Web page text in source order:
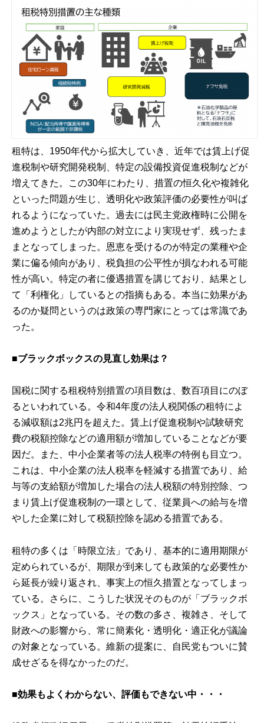
租特は、1950年代から拡大していき、近年では賃上げ促
進税制や研究開発税制、特定の設備投資促進税制などが
増えてきた。この30年にわたり、措置の恒久化や複雑化
といった問題が生じ、透明化や政策評価の必要性が叫ば
れるようになっていた。過去には民主党政権時に公開を
進めようとしたが内部の対立により実現せず、残ったま
まとなってしまった。恩恵を受けるのが特定の業種や企
業に偏る傾向があり、税負担の公平性が損なわれる可能
性が高い。特定の者に優遇措置を講じており、結果とし
て「利権化」しているとの指摘もある。本当に効果があ
るのか疑問というのは政策の専門家にとっては常識であ
った。
■ブラックボックスの見直し効果は？
国税に関する租税特別措置の項目数は、数百項目にのぼ
るといわれている。令和4年度の法人税関係の租特によ
る減収額は2兆円を超えた。賃上げ促進税制や試験研究
費の税額控除などの適用額が増加していることなどが要
因だ。また、中小企業者等の法人税率の特例も目立つ。
これは、中小企業の法人税率を軽減する措置であり、給
与等の支給額が増加した場合の法人税額の特別控除、つ
まり賃上げ促進税制の一環として、従業員への給与を増
やした企業に対して税額控除を認める措置である。
租特の多くは「時限立法」であり、基本的に適用期限が
定められているが、期限が到来しても政策的な必要性か
ら延長が繰り返され、事実上の恒久措置となってしまっ
ている。さらに、こうした状況そのものが「ブラックボ
ックス」となっている。その数の多さ、複雑さ、そして
財政への影響から、常に簡素化・透明化・適正化が議論
の対象となっている。維新の提案に、自民党もついに賛
成せざるを得なかったのだ。
■効果もよくわからない、評価もできない中・・・